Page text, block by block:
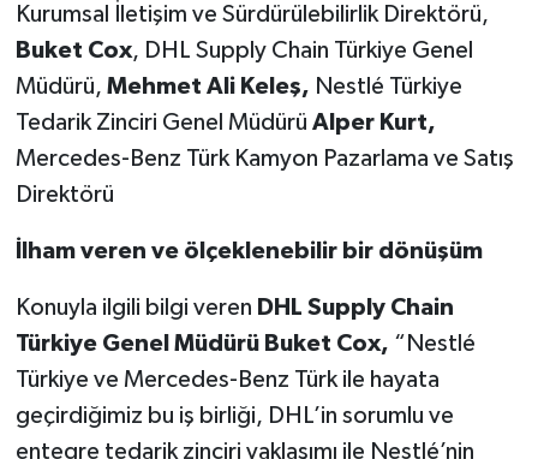
Kurumsal İletişim ve Sürdürülebilirlik Direktörü,
Buket Cox, DHL Supply Chain Türkiye Genel
Müdürü, Mehmet Ali Keleş, Nestlé Türkiye
Tedarik Zinciri Genel Müdürü Alper Kurt,
Mercedes-Benz Türk Kamyon Pazarlama ve Satış
Direktörü
İlham veren ve ölçeklenebilir bir dönüşüm
Konuyla ilgili bilgi veren DHL Supply Chain
Türkiye Genel Müdürü Buket Cox, “Nestlé
Türkiye ve Mercedes-Benz Türk ile hayata
geçirdiğimiz bu iş birliği, DHL’in sorumlu ve
entegre tedarik zinciri yaklaşımı ile Nestlé’nin